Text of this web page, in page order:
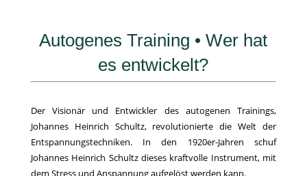
Autogenes Training • Wer hat
es entwickelt?
Der Visionär und Entwickler des autogenen Trainings,
Johannes Heinrich Schultz, revolutionierte die Welt der
Entspannungstechniken. In den 1920er-Jahren schuf
Johannes Heinrich Schultz dieses kraftvolle Instrument, mit
dem Stress und Anspannung aufgelöst werden kann.